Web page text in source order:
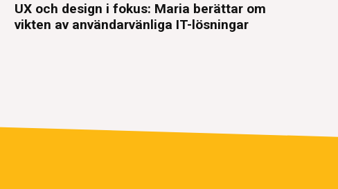
UX och design i fokus: Maria berättar om
vikten av användarvänliga IT-lösningar